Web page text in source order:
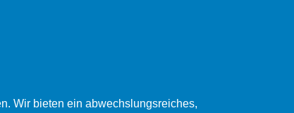
Wir bieten ein abwechslungsreiches,